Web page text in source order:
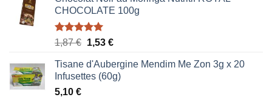
CHOCOLATE 100g
Note5.00
1,87€ Le
initial
était :
1,53 €Le
actuel
est :
Tisane d'Aubergine Mendim Me Zon 3g x 20
Infusettes (60g)
5,10 €